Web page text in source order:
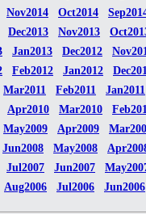
Nov2014 Oct2014
Dec2013 Nov2013
Jan2013 Dec2012
Feb2012 Jan2012
Mar2011 Feb2011
Jan2011
Apr2010 Mar2010
May2009 Apr2009
Jun2008 May2008
Jul2007 Jun2007
Aug2006 Jul2006 Jun2006